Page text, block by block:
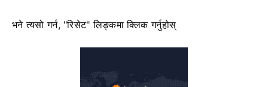
भने त्यसो गर्न, "रिसेट" लिङ्कमा क्लिक गर्नुहोस्